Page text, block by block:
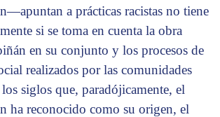
a prácticas racistas no tiene
si se toma en cuenta la obra
en su conjunto y los procesos de
realizados por las comunidades
siglos que, paradójicamente, el
ha reconocido como su origen, el